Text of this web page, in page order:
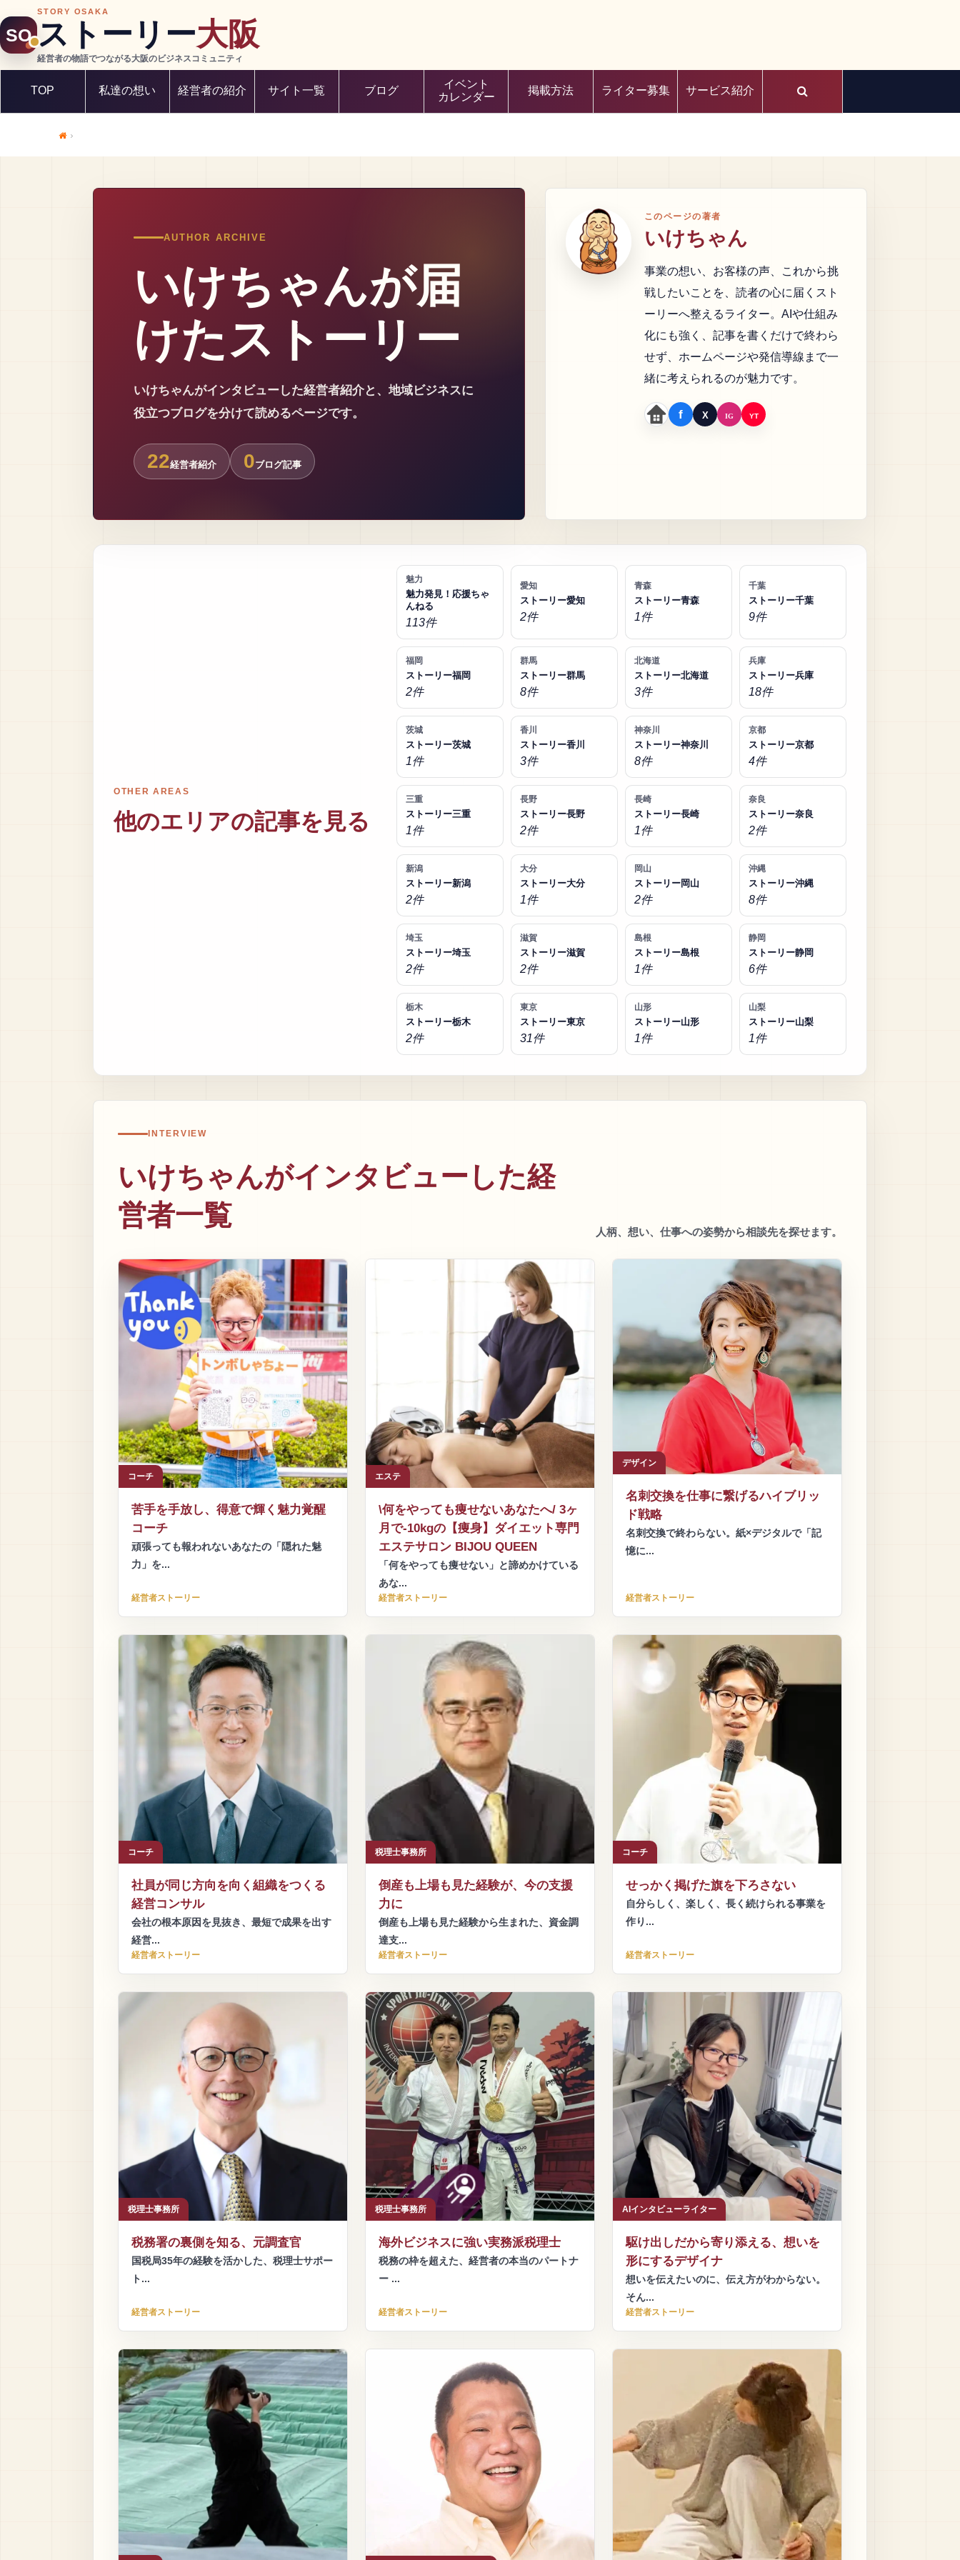
SO
STORY OSAKA
ストーリー大阪
経営者の物語でつながる大阪のビジネスコミュニティ
TOP 私達の想い 経営者の紹介 サイト一覧 ブログ
イベント
カレンダー
掲載方法 ライター募集 サービス紹介
AUTHOR ARCHIVE
いけちゃんが届
けたストーリー
いけちゃんがインタビューした経営者紹介と、地域ビジネスに
役立つブログを分けて読めるページです。
22経営者紹介 0ブログ記事
このページの著者
いけちゃん
事業の想い、お客様の声、これから挑
戦したいことを、読者の心に届くスト
ーリーへ整えるライター。AIや仕組み
化にも強く、記事を書くだけで終わら
せず、ホームページや発信導線まで一
緒に考えられるのが魅力です。
OTHER AREAS
他のエリアの記事を見る
魅力
魅力発見！応援ちゃ
んねる
113件
愛知
ストーリー愛知
2件
青森
ストーリー青森
1件
千葉
ストーリー千葉
9件
福岡
ストーリー福岡
2件
群馬
ストーリー群馬
8件
北海道
ストーリー北海道
3件
兵庫
ストーリー兵庫
18件
茨城
ストーリー茨城
1件
香川
ストーリー香川
3件
神奈川
ストーリー神奈川
8件
京都
ストーリー京都
4件
三重
ストーリー三重
1件
長野
ストーリー長野
2件
長崎
ストーリー長崎
1件
奈良
ストーリー奈良
2件
新潟
ストーリー新潟
2件
大分
ストーリー大分
1件
岡山
ストーリー岡山
2件
沖縄
ストーリー沖縄
8件
埼玉
ストーリー埼玉
2件
滋賀
ストーリー滋賀
2件
島根
ストーリー島根
1件
静岡
ストーリー静岡
6件
栃木
ストーリー栃木
2件
東京
ストーリー東京
31件
山形
ストーリー山形
1件
山梨
ストーリー山梨
1件
INTERVIEW
いけちゃんがインタビューした経
営者一覧
人柄、想い、仕事への姿勢から相談先を探せます。
コーチ
苦手を手放し、得意で輝く魅力覚醒
コーチ
頑張っても報われないあなたの「隠れた魅
力」を...
経営者ストーリー
エステ
\何をやっても痩せないあなたへ/ 3ヶ
月で-10kgの【痩身】ダイエット専門
エステサロン BIJOU QUEEN
「何をやっても痩せない」と諦めかけている
あな...
経営者ストーリー
デザイン
名刺交換を仕事に繋げるハイブリッ
ド戦略
名刺交換で終わらない。紙×デジタルで「記
憶に...
経営者ストーリー
コーチ
社員が同じ方向を向く組織をつくる
経営コンサル
会社の根本原因を見抜き、最短で成果を出す
経営...
経営者ストーリー
税理士事務所
倒産も上場も見た経験が、今の支援
力に
倒産も上場も見た経験から生まれた、資金調
達支...
経営者ストーリー
コーチ
せっかく掲げた旗を下ろさない
自分らしく、楽しく、長く続けられる事業を
作り...
経営者ストーリー
税理士事務所
税務署の裏側を知る、元調査官
国税局35年の経験を活かした、税理士サポー
ト...
経営者ストーリー
税理士事務所
海外ビジネスに強い実務派税理士
税務の枠を超えた、経営者の本当のパートナ
ー ...
経営者ストーリー
AIインタビューライター
駆け出しだから寄り添える、想いを
形にするデザイナ
想いを伝えたいのに、伝え方がわからない。
そん...
経営者ストーリー